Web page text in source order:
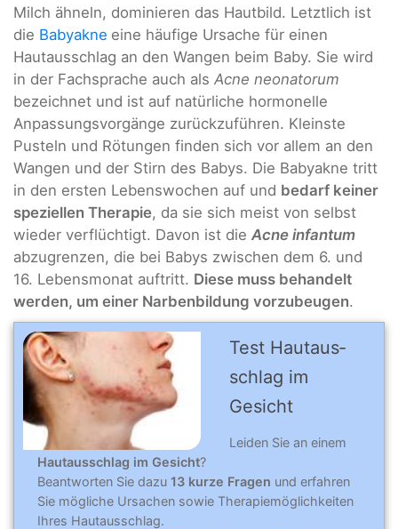
Milch ähneln, dominieren das Hautbild. Letztlich ist
die Babyakne eine häufige Ursache für einen
Hautausschlag an den Wangen beim Baby. Sie wird
in der Fachsprache auch als Acne neonatorum
bezeichnet und ist auf natürliche hormonelle
Anpassungsvorgänge zurückzuführen. Kleinste
Pusteln und Rötungen finden sich vor allem an den
Wangen und der Stirn des Babys. Die Babyakne tritt
in den ersten Lebenswochen auf und bedarf keiner
speziellen Therapie, da sie sich meist von selbst
wieder verflüchtigt. Davon ist die Acne infantum
abzugrenzen, die bei Babys zwischen dem 6. und
16. Lebensmonat auftritt. Diese muss behandelt
werden, um einer Narbenbildung vorzubeugen.
Test Hautaus­
schlag im
Gesicht
Leiden Sie an einem
Hautausschlag im Gesicht?
Beantworten Sie dazu 13 kurze Fragen und erfahren
Sie mögliche Ursachen sowie Therapiemöglichkeiten
Ihres Hautausschlag.